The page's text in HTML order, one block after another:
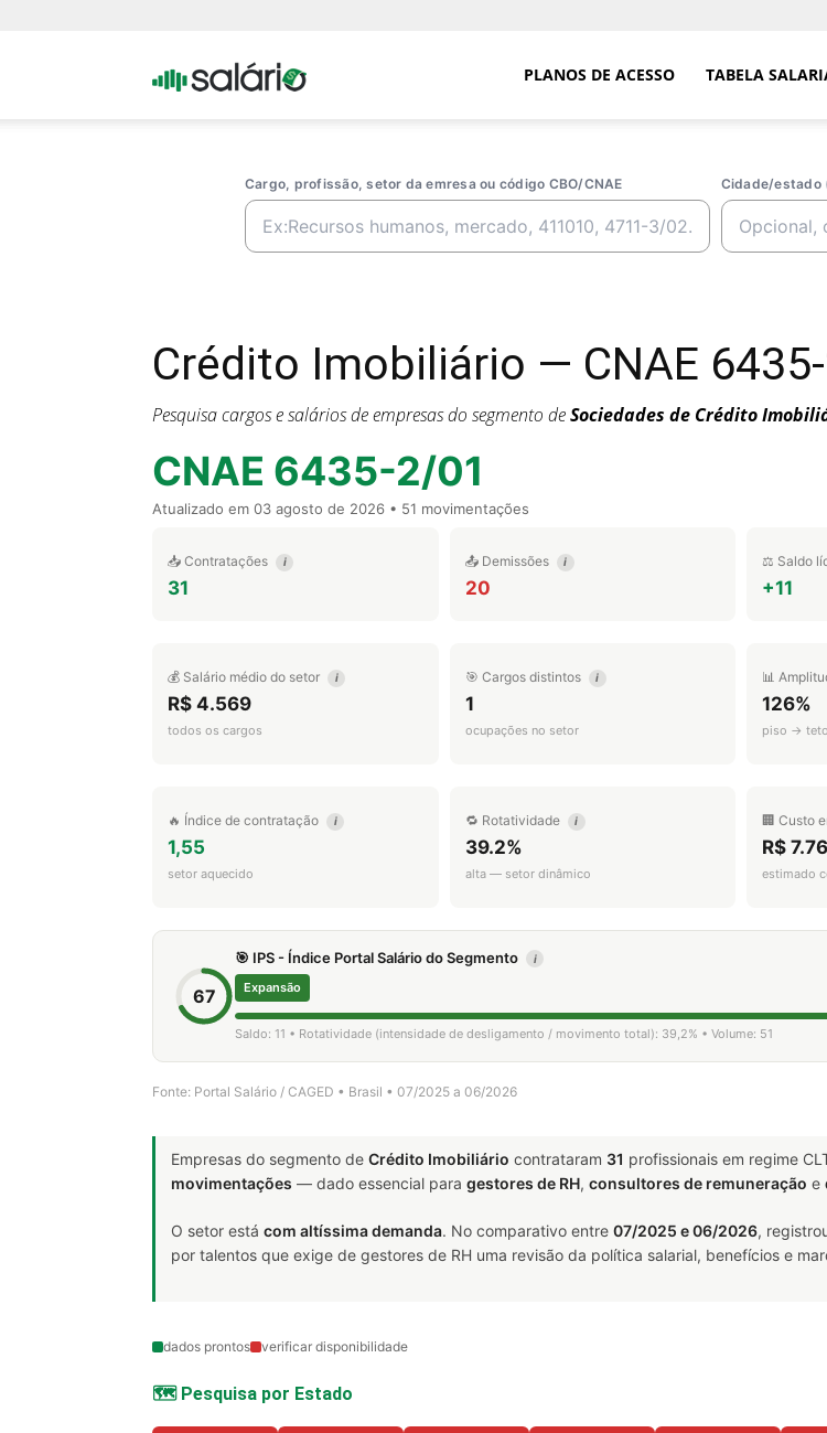
Portal PLANOS DE ACESSO TABELA
Cargo, profissão, setor da emresa ou código CBO/CNAE Cidade/estado
Crédito Imobiliário — CNAE
Pesquisa cargos e salários de empresas do segmento deSociedades de Crédito
CNAE 6435-2/01
Atualizado em 03 agosto de 2026 • 51 movimentações
📥 Contratações i
31
📤 Demissões i
20
⚖️ Saldo
+11
💰 Salário médio do setor i
R$ 4.569
todos os cargos
🎯 Cargos distintos i
1
ocupações no setor
📊
126%
piso → teto
🔥 Índice de contratação i
1,55
setor aquecido
🔁 Rotatividade i
39.2%
alta — setor dinâmico
🏢 Custo
R$
estimado
67
🎯 IPS - Índice Portal Salário do Segmento i
Expansão
Saldo: 11 • Rotatividade (intensidade de desligamento / movimento total): 39,2% • Volume: 51
Fonte: Portal Salário / CAGED • Brasil • 07/2025 a 06/2026
Empresas do segmento de Crédito Imobiliário contrataram 31 profissionais em regime
movimentações — dado essencial para gestores de RH, consultores de remuneração e
O setor está com altíssima demanda. No comparativo entre 07/2025 e 06/2026,
por talentos que exige de gestores de RH uma revisão da política salarial, benefícios e
dados prontos verificar disponibilidade
🗺️ Pesquisa por Estado